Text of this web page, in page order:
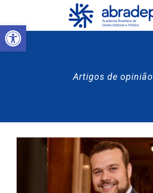
Abrir a barra de ferramentas
Artigos de opinião